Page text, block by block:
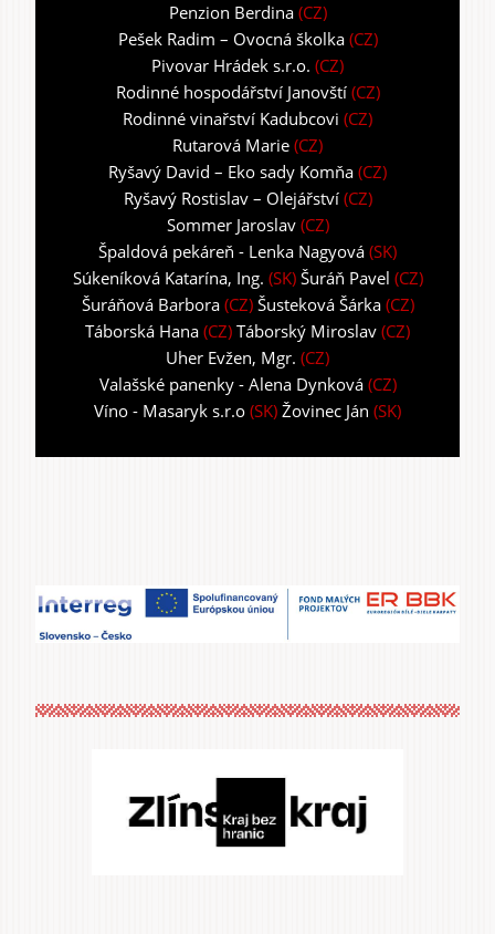
Penzion Berdina(CZ)
Pešek Radim – Ovocná školka(CZ)
Pivovar Hrádek s.r.o. (CZ)
Rodinné hospodářství Janovští (CZ)
Rodinné vinařství Kadubcovi (CZ)
Rutarová Marie (CZ)
Ryšavý David – Eko sady Komňa (CZ)
Ryšavý Rostislav – Olejářství(CZ)
Sommer Jaroslav(CZ)
Špaldová pekáreň - Lenka Nagyová (SK)
Súkeníková Katarína, Ing. (SK) Šuráň Pavel (CZ)
Šuráňová Barbora(CZ) Šusteková Šárka(CZ)
Táborská Hana (CZ) Táborský Miroslav (CZ)
Uher Evžen, Mgr. (CZ)
Valašské panenky - Alena Dynková(CZ)
Víno - Masaryk s.r.o (SK) Žovinec Ján (SK)